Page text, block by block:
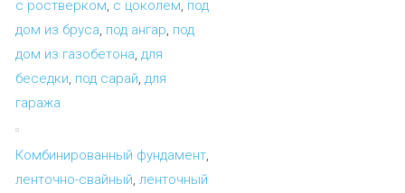
с ростверком, с цоколем, под
дом из бруса, под ангар, под
дом из газобетона, для
беседки, под сарай, для
гаража
Комбинированный фундамент,
ленточно-свайный, ленточный